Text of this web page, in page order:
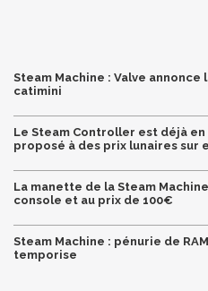
Steam Machine : Valve
catimini
Le Steam Controller est déjà
proposé à des prix lunaires sur
La manette de la Steam
console et au prix de 100€
Steam Machine : pénurie de
temporise